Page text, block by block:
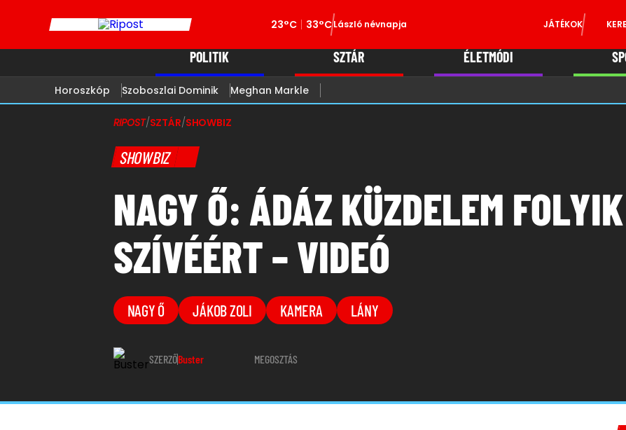
23°C 33°CLászló névnapja JÁTÉKOK
POLITIK SZTÁR ÉLETMÓDI
Horoszkóp Szoboszlai Dominik Meghan Markle
RIPOST/SZTÁR/SHOWBIZ
SHOWBIZ
NAGY Ő: ÁDÁZ KÜZDELEM
SZÍVÉÉRT – VIDEÓ
NAGY Ő JÁKOB ZOLI KAMERA LÁNY
SZERZŐBuster MEGOSZTÁS